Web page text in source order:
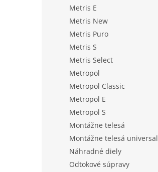
Metris E
Metris New
Metris Puro
Metris S
Metris Select
Metropol
Metropol Classic
Metropol E
Metropol S
Montážne telesá
Montážne telesá universal
Náhradné diely
Odtokové súpravy